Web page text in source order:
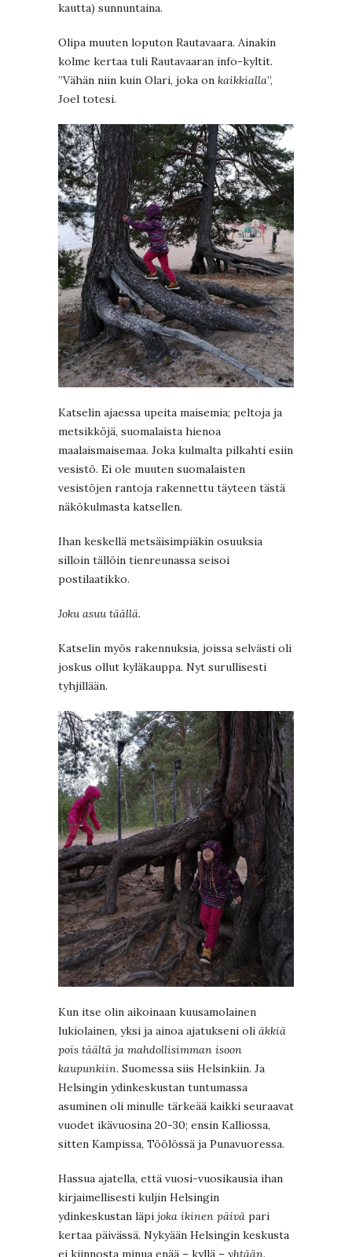
kautta) sunnuntaina.
Olipa muuten loputon Rautavaara. Ainakin
kolme kertaa tuli Rautavaaran info-kyltit.
”Vähän niin kuin Olari, joka on kaikkialla”,
Joel totesi.
Katselin ajaessa upeita maisemia; peltoja ja
metsikköjä, suomalaista hienoa
maalaismaisemaa. Joka kulmalta pilkahti esiin
vesistö. Ei ole muuten suomalaisten
vesistöjen rantoja rakennettu täyteen tästä
näkökulmasta katsellen.
Ihan keskellä metsäisimpiäkin osuuksia
silloin tällöin tienreunassa seisoi
postilaatikko.
Joku asuu täällä.
Katselin myös rakennuksia, joissa selvästi oli
joskus ollut kyläkauppa. Nyt surullisesti
tyhjillään.
Kun itse olin aikoinaan kuusamolainen
lukiolainen, yksi ja ainoa ajatukseni oli äkkiä
pois täältä ja mahdollisimman isoon
kaupunkiin. Suomessa siis Helsinkiin. Ja
Helsingin ydinkeskustan tuntumassa
asuminen oli minulle tärkeää kaikki seuraavat
vuodet ikävuosina 20-30; ensin Kalliossa,
sitten Kampissa, Töölössä ja Punavuoressa.
Hassua ajatella, että vuosi-vuosikausia ihan
kirjaimellisesti kuljin Helsingin
ydinkeskustan läpi joka ikinen päivä pari
kertaa päivässä. Nykyään Helsingin keskusta
ei kiinnosta minua enää – kyllä – yhtään.